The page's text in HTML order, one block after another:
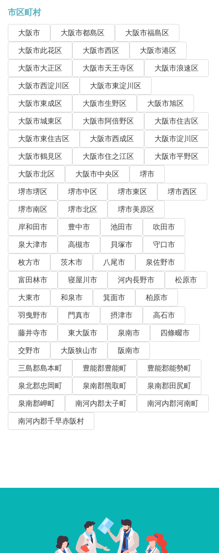
市区町村
大阪市 大阪市都島区
大阪市福島区
大阪市此花区
大阪市西区
大阪市港区
大阪市大正区
大阪市天王寺区
大阪市浪速区
大阪市西淀川区
大阪市東淀川区
大阪市東成区
大阪市生野区
大阪市旭区
大阪市城東区
大阪市阿倍野区
大阪市住吉区
大阪市東住吉区
大阪市西成区
大阪市淀川区
大阪市鶴見区
大阪市住之江区
大阪市平野区
大阪市北区
大阪市中央区
堺市
堺市堺区
堺市中区 堺市東区
堺市西区
堺市南区
堺市北区
堺市美原区
岸和田市
豊中市 池田市
吹田市
泉大津市
高槻市 貝塚市
守口市
枚方市
茨木市 八尾市
泉佐野市
富田林市
寝屋川市 河内長野市
松原市
大東市
和泉市 箕面市
柏原市
羽曳野市
門真市 摂津市
高石市
藤井寺市
東大阪市 泉南市
四條畷市
交野市
大阪狭山市
阪南市
三島郡島本町
豊能郡豊能町
豊能郡能勢町
泉北郡忠岡町
泉南郡熊取町
泉南郡田尻町
泉南郡岬町
南河内郡太子町
南河内郡河南町
南河内郡千早赤阪村